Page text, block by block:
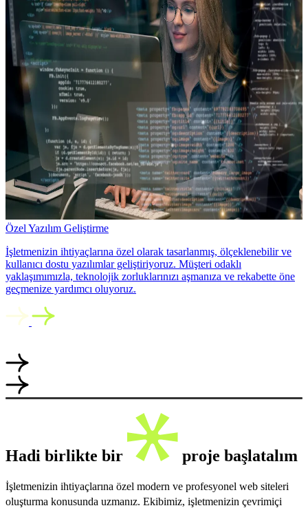
Özel Yazılım Geliştirme
İşletmenizin ihtiyaçlarına özel olarak tasarlanmış, ölçeklenebilir ve
kullanıcı dostu yazılımlar geliştiriyoruz. Müşteri odaklı
yaklaşımımızla, teknolojik zorluklarınızı aşmanıza ve rekabette öne
geçmenize yardımcı oluyoruz.
Hadi birlikte bir proje başlatalım
İşletmenizin ihtiyaçlarına özel modern ve profesyonel web siteleri
oluşturma konusunda uzmanız. Ekibimiz, işletmenizin çevrimiçi